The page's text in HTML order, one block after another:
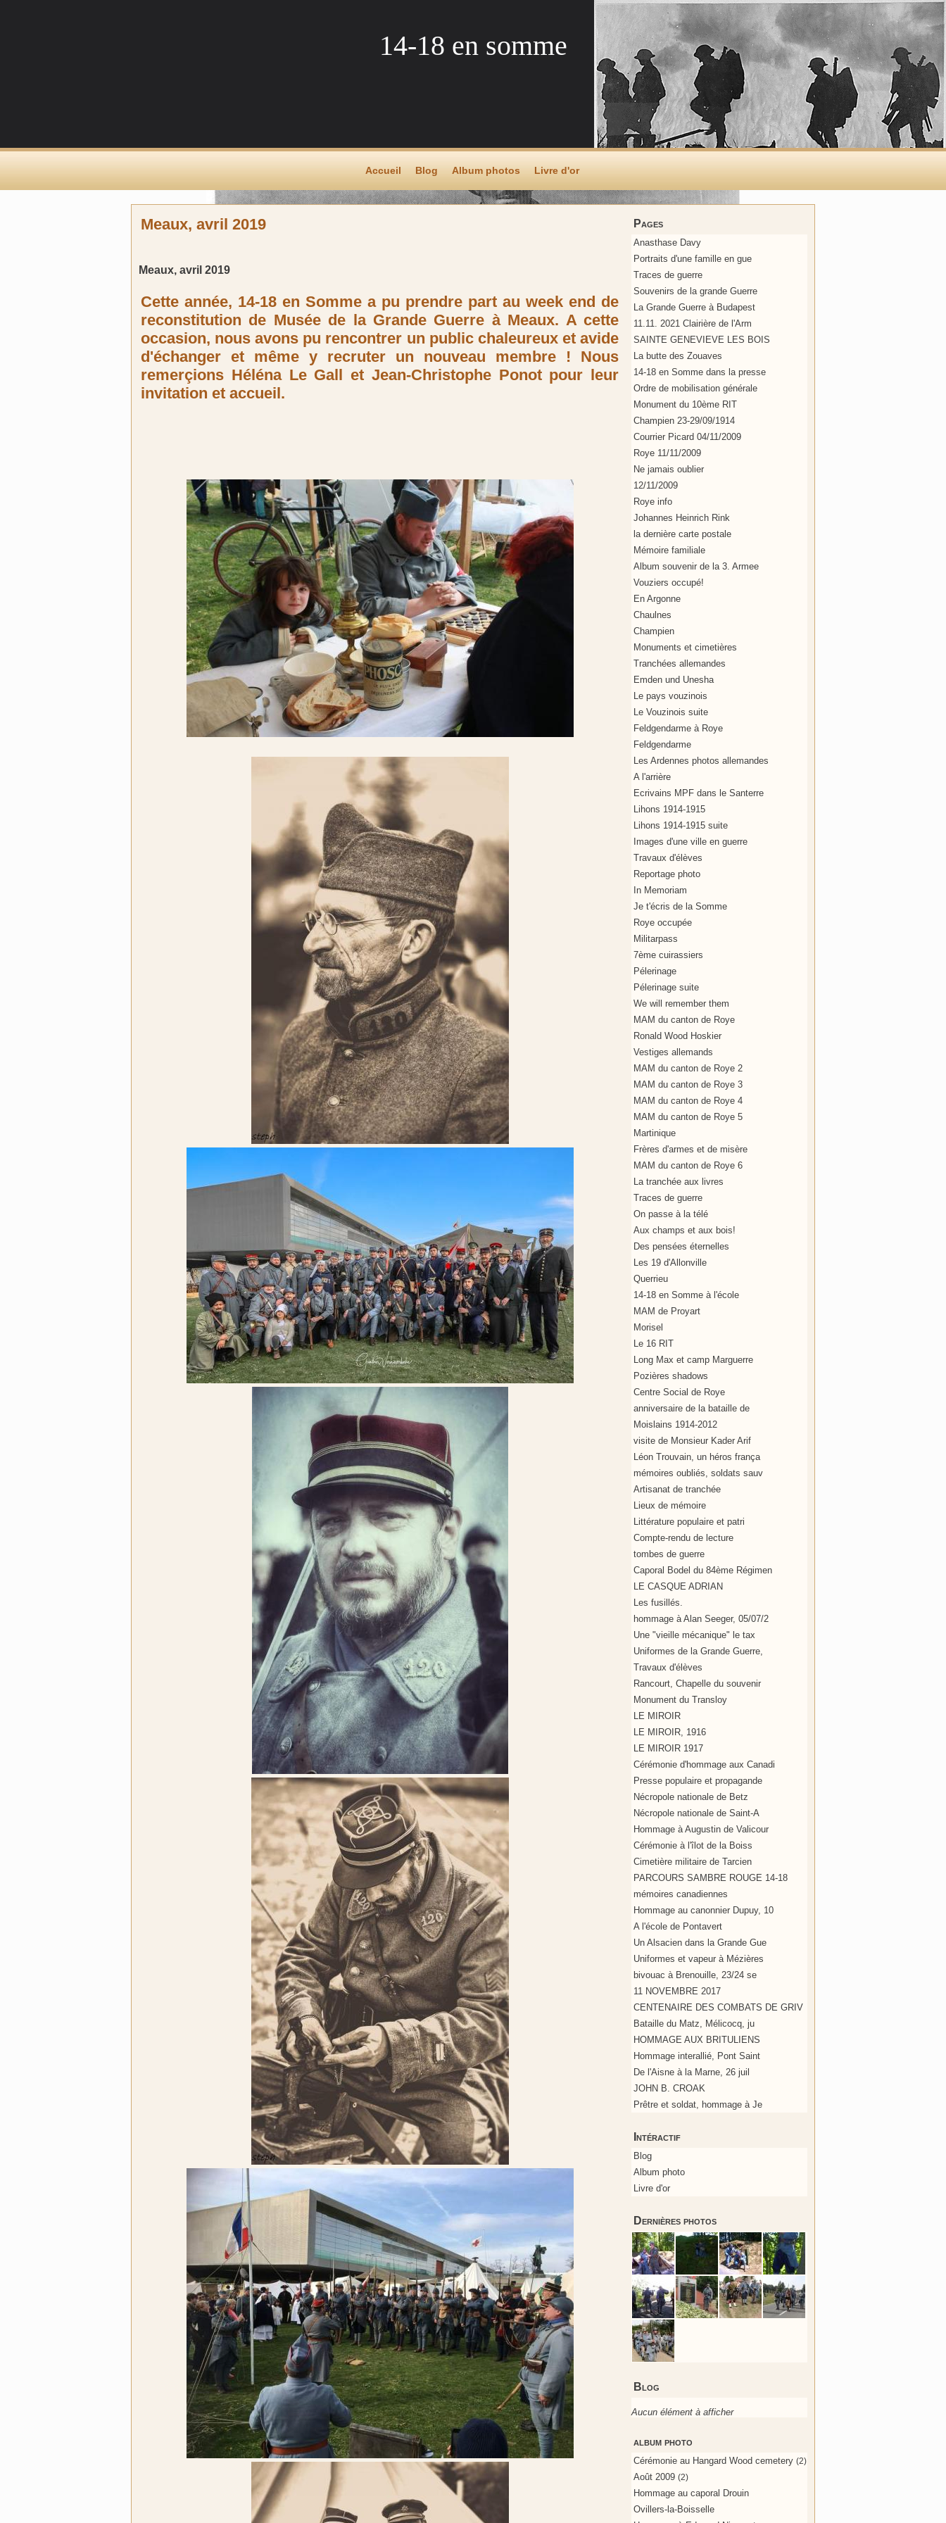
14-18 en somme
Accueil Blog Album photos Livre d'or
Pages
Anasthase Davy
Portraits d'une famille en gue
Traces de guerre
Souvenirs de la grande Guerre
La Grande Guerre à Budapest
11.11. 2021 Clairière de l'Arm
SAINTE GENEVIEVE LES BOIS
La butte des Zouaves
14-18 en Somme dans la presse
Ordre de mobilisation générale
Monument du 10ème RIT
Champien 23-29/09/1914
Courrier Picard 04/11/2009
Roye 11/11/2009
Ne jamais oublier
12/11/2009
Roye info
Johannes Heinrich Rink
la dernière carte postale
Mémoire familiale
Album souvenir de la 3. Armee
Vouziers occupé!
En Argonne
Chaulnes
Champien
Monuments et cimetières
Tranchées allemandes
Emden und Unesha
Le pays vouzinois
Le Vouzinois suite
Feldgendarme à Roye
Feldgendarme
Les Ardennes photos allemandes
A l'arrière
Ecrivains MPF dans le Santerre
Lihons 1914-1915
Lihons 1914-1915 suite
Images d'une ville en guerre
Travaux d'élèves
Reportage photo
In Memoriam
Je t'écris de la Somme
Roye occupée
Militarpass
7ème cuirassiers
Pélerinage
Pélerinage suite
We will remember them
MAM du canton de Roye
Ronald Wood Hoskier
Vestiges allemands
MAM du canton de Roye 2
MAM du canton de Roye 3
MAM du canton de Roye 4
MAM du canton de Roye 5
Martinique
Frères d'armes et de misère
MAM du canton de Roye 6
La tranchée aux livres
Traces de guerre
On passe à la télé
Aux champs et aux bois!
Des pensées éternelles
Les 19 d'Allonville
Querrieu
14-18 en Somme à l'école
MAM de Proyart
Morisel
Le 16 RIT
Long Max et camp Marguerre
Pozières shadows
Centre Social de Roye
anniversaire de la bataille de
Moislains 1914-2012
visite de Monsieur Kader Arif
Léon Trouvain, un héros frança
mémoires oubliés, soldats sauv
Artisanat de tranchée
Lieux de mémoire
Littérature populaire et patri
Compte-rendu de lecture
tombes de guerre
Caporal Bodel du 84ème Régimen
LE CASQUE ADRIAN
Les fusillés.
hommage à Alan Seeger, 05/07/2
Une "vieille mécanique" le tax
Uniformes de la Grande Guerre,
Travaux d'élèves
Rancourt, Chapelle du souvenir
Monument du Transloy
LE MIROIR
LE MIROIR, 1916
LE MIROIR 1917
Cérémonie d'hommage aux Canadi
Presse populaire et propagande
Nécropole nationale de Betz
Nécropole nationale de Saint-A
Hommage à Augustin de Valicour
Cérémonie à l'îlot de la Boiss
Cimetière militaire de Tarcien
PARCOURS SAMBRE ROUGE 14-18
mémoires canadiennes
Hommage au canonnier Dupuy, 10
A l'école de Pontavert
Un Alsacien dans la Grande Gue
Uniformes et vapeur à Mézières
bivouac à Brenouille, 23/24 se
11 NOVEMBRE 2017
CENTENAIRE DES COMBATS DE GRIV
Bataille du Matz, Mélicocq, ju
HOMMAGE AUX BRITULIENS
Hommage interallié, Pont Saint
De l'Aisne à la Marne, 26 juil
JOHN B. CROAK
Prêtre et soldat, hommage à Je
Intéractif
Blog
Album photo
Livre d'or
Dernières photos
Blog
Aucun élément à afficher
album photo
Cérémonie au Hangard Wood cemetery (2)
Août 2009 (2)
Hommage au caporal Drouin
Ovillers-la-Boisselle
Meaux, avril 2019
Meaux, avril 2019
Cette année, 14-18 en Somme a pu prendre part au week end de
reconstitution de Musée de la Grande Guerre à Meaux. A cette
occasion, nous avons pu rencontrer un public chaleureux et avide
d'échanger et même y recruter un nouveau membre ! Nous
remerçions Héléna Le Gall et Jean-Christophe Ponot pour leur
invitation et accueil.